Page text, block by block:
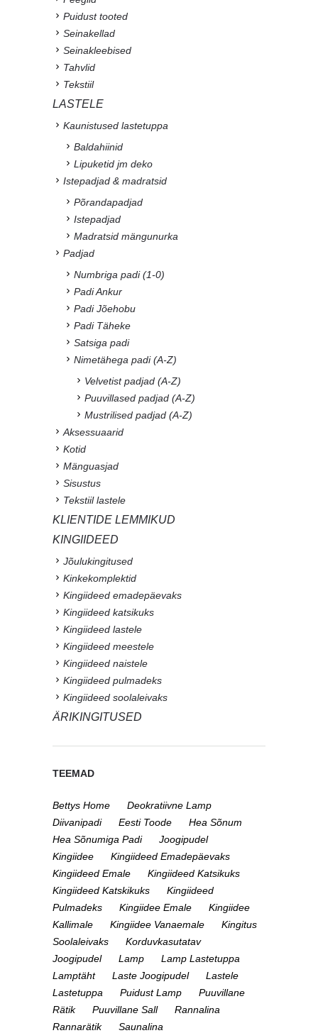
Puidust tooted
Seinakellad
Seinakleebised
Tahvlid
Tekstiil
LASTELE
Kaunistused lastetuppa
Baldahiinid
Lipuketid jm deko
Istepadjad & madratsid
Põrandapadjad
Istepadjad
Madratsid mängunurka
Padjad
Numbriga padi (1-0)
Padi Ankur
Padi Jõehobu
Padi Täheke
Satsiga padi
Nimetähega padi (A-Z)
Velvetist padjad (A-Z)
Puuvillased padjad (A-Z)
Mustrilised padjad (A-Z)
Aksessuaarid
Kotid
Mänguasjad
Sisustus
Tekstiil lastele
KLIENTIDE LEMMIKUD
KINGIIDEED
Jõulukingitused
Kinkekomplektid
Kingiideed emadepäevaks
Kingiideed katsikuks
Kingiideed lastele
Kingiideed meestele
Kingiideed naistele
Kingiideed pulmadeks
Kingiideed soolaleivaks
ÄRIKINGITUSED
TEEMAD
Bettys Home
Deokratiivne Lamp
Diivanipadi
Eesti Toode
Hea Sõnum
Hea Sõnumiga Padi
Joogipudel
Kingiidee
Kingiideed Emadepäevaks
Kingiideed Emale
Kingiideed Katsikuks
Kingiideed Katskikuks
Kingiideed
Pulmadeks
Kingiidee Emale
Kingiidee
Kallimale
Kingiidee Vanaemale
Kingitus
Soolaleivaks
Korduvkasutatav
Joogipudel
Lamp
Lamp Lastetuppa
Lamptäht
Laste Joogipudel
Lastele
Lastetuppa
Puidust Lamp
Puuvillane
Rätik
Puuvillane Sall
Rannalina
Rannarätik
Saunalina